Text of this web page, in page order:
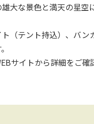
大な景色と満天の星空
（テント持込）、バ
サイトから詳細をご確